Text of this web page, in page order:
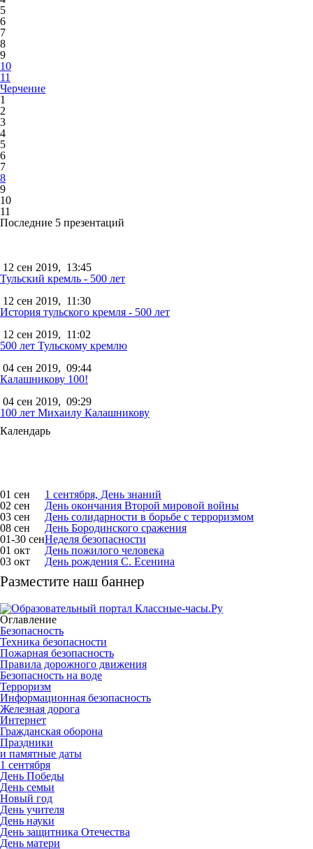
5
6
7
8
9
10
11
Черчение
1
2
3
4
5
6
7
8
9
10
11
Последние 5 презентаций
12 сен 2019, 13:45
Тульский кремль - 500 лет
12 сен 2019, 11:30
История тульского кремля - 500 лет
12 сен 2019, 11:02
500 лет Тульскому кремлю
04 сен 2019, 09:44
Калашникову 100!
04 сен 2019, 09:29
100 лет Михаилу Калашникову
Календарь
01 сен
1 сентября, День знаний
02 сен
День окончания Второй мировой войны
03 сен
День солидарности в борьбе с терроризмом
08 сен
День Бородинского сражения
01-30 сенНеделя безопасности
01 окт
День пожилого человека
03 окт
День рождения С. Есенина
Разместите наш баннер
Оглавление
Безопасность
Техника безопасности
Пожарная безопасность
Правила дорожного движения
Безопасность на воде
Терроризм
Информационная безопасность
Железная дорога
Интернет
Гражданская оборона
Праздники
и памятные даты
1 сентября
День Победы
День семьи
Новый год
День учителя
День науки
День защитника Отечества
День матери